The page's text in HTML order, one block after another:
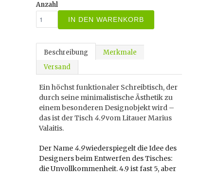
Anzahl
IN DEN WARENKORB
Beschreibung
Merkmale
Versand
Ein höchst funktionaler Schreibtisch, der
durch seine minimalistische Ästhetik zu
einem besonderen Designobjekt wird –
das ist der Tisch 4.9vom Litauer Marius
Valaitis.
Der Name 4.9wiederspiegelt die Idee des
Designers beim Entwerfen des Tisches:
die Unvollkommenheit. 4.9 ist fast 5, aber